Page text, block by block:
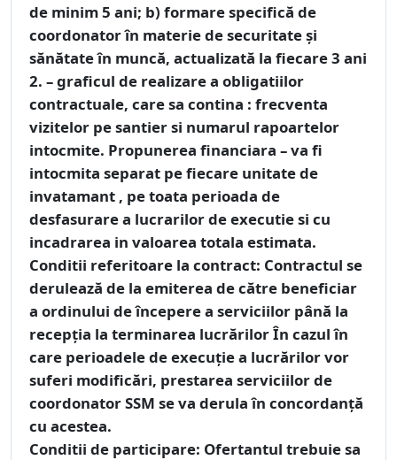
de minim 5 ani; b) formare specifică de
coordonator în materie de securitate şi
sănătate în muncă, actualizată la fiecare 3 ani
2. – graficul de realizare a obligatiilor
contractuale, care sa contina : frecventa
vizitelor pe santier si numarul rapoartelor
intocmite. Propunerea financiara – va fi
intocmita separat pe fiecare unitate de
invatamant , pe toata perioada de
desfasurare a lucrarilor de executie si cu
incadrarea in valoarea totala estimata.
Conditii referitoare la contract: Contractul se
derulează de la emiterea de către beneficiar
a ordinului de începere a serviciilor până la
recepția la terminarea lucrărilor În cazul în
care perioadele de execuție a lucrărilor vor
suferi modificări, prestarea serviciilor de
coordonator SSM se va derula în concordanță
cu acestea.
Conditii de participare: Ofertantul trebuie sa